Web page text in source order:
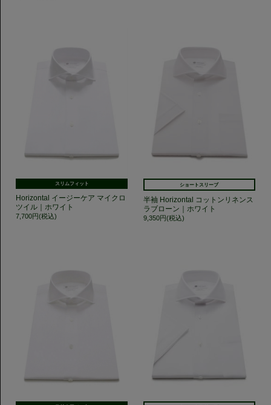
スリムフィット
Horizontal イージーケア マイクロ
ツイル｜ホワイト
7,700円(税込)
ショートスリーブ
半袖 Horizontal コットンリネンス
ラブローン｜ホワイト
9,350円(税込)